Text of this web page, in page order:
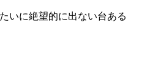
いに絶望的に出ない台ある